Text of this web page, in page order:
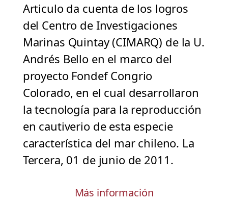
Articulo da cuenta de los logros
del Centro de Investigaciones
Marinas Quintay (CIMARQ) de la U.
Andrés Bello en el marco del
proyecto Fondef Congrio
Colorado, en el cual desarrollaron
la tecnología para la reproducción
en cautiverio de esta especie
característica del mar chileno. La
Tercera, 01 de junio de 2011.
Más información